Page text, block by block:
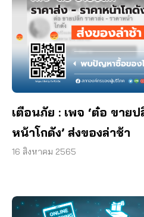
เตือนภัย : เพจ ‘ต๋อ ขาย
หน้าโกดัง’ ส่งของล่าช้า
16 สิงหาคม 2565